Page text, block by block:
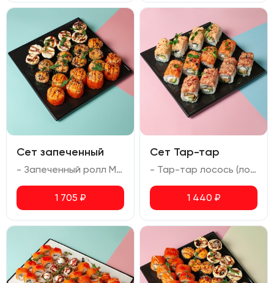
Сет запеченный
- Запеченный ролл Мариока (креветка тигровая, лосось, сыр сливочный) - Запеченный ролл Осака (креветка тигровая, авокадо, соус спайси, сыр сливочный, масаго, соус для запекания) - Запеченный ролл с угрем (угорь, сыр сливочный, соус для запекания)
1 705 ₽
Сет Тар-тар
- Тар-тар лосось (лосось, авокадо, сливочный сыр, омлет, соус спайси, перец чили) - Тар-тар креветка (креветка, авокадо, сливочный сыр, омлет, соус спайси, перец чили) - Тар-тар тунец (тунец, авокадо, сливочный сыр, омлет, соус спайси, перец чили)
1 440 ₽